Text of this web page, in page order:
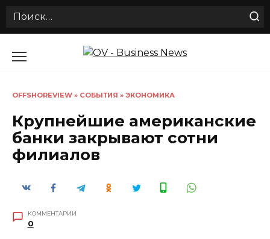
Search
OFFSHOREVIEW » СОБЫТИЯ » ЭКОНОМИКА
Крупнейшие американские
банки закрывают сотни
филиалов
КОММЕНТАРИИ
0